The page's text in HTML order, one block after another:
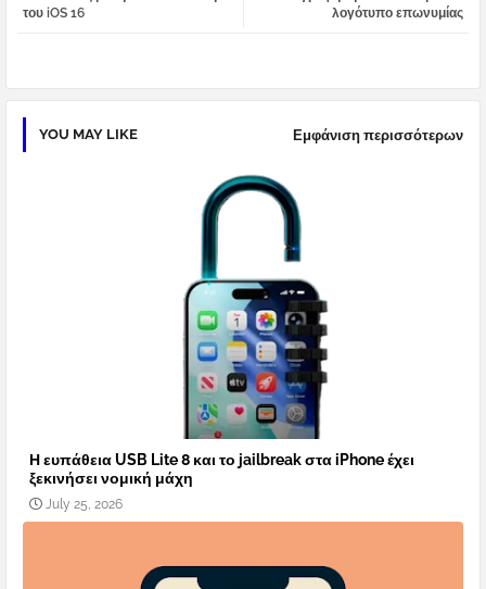
λογότυπο επωνυμίας
του iOS 16
YOU MAY LIKE Εμφάνιση περισσότερων
Η ευπάθεια USB Lite 8 και το jailbreak στα iPhone έχει
ξεκινήσει νομική μάχη
July 25, 2026